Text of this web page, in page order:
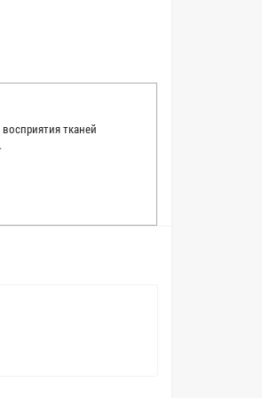
тканей
из нашего каталога.
свете, стараемся
несмотря на наши